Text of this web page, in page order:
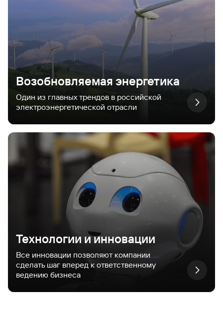
Возобновляемая энергетика
Один из главных трендов в российской
электроэнергетической отрасли
Технологии и инновации
Все инновации позволяют компании
сделать шаг вперед к ответственному
ведению бизнеса